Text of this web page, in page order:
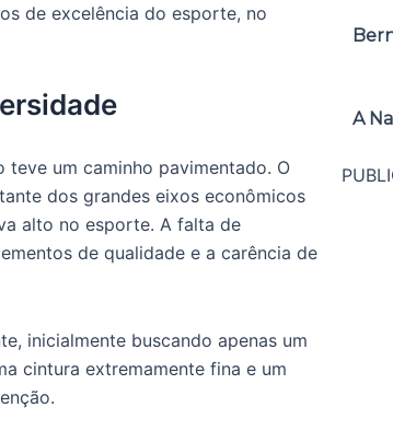
de excelência do esporte, no
teve um caminho pavimentado. O
dos grandes eixos econômicos
alto no esporte. A falta de
de qualidade e a carência de
inicialmente buscando apenas um
cintura extremamente fina e um
A